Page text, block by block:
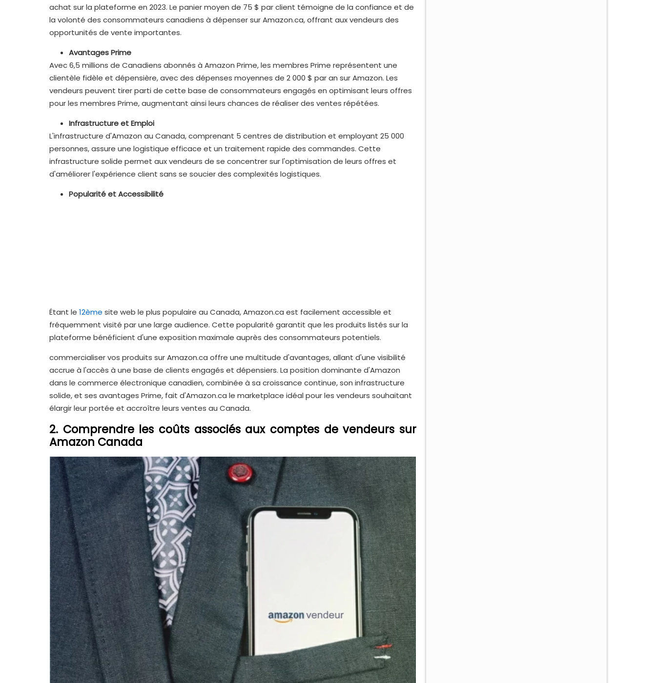
achat sur la plateforme en 2023. Le panier moyen de 75 $ par client témoigne de la confiance et de
la volonté des consommateurs canadiens à dépenser sur Amazon.ca, offrant aux vendeurs des
opportunités de vente importantes.
Avantages Prime
Avec 6,5 millions de Canadiens abonnés à Amazon Prime, les membres Prime représentent une
clientèle fidèle et dépensière, avec des dépenses moyennes de 2 000 $ par an sur Amazon. Les
vendeurs peuvent tirer parti de cette base de consommateurs engagés en optimisant leurs offres
pour les membres Prime, augmentant ainsi leurs chances de réaliser des ventes répétées.
Infrastructure et Emploi
L'infrastructure d'Amazon au Canada, comprenant 5 centres de distribution et employant 25 000
personnes, assure une logistique efficace et un traitement rapide des commandes. Cette
infrastructure solide permet aux vendeurs de se concentrer sur l'optimisation de leurs offres et
d'améliorer l'expérience client sans se soucier des complexités logistiques.
Popularité et Accessibilité
Étant le 12ème site web le plus populaire au Canada, Amazon.ca est facilement accessible et
fréquemment visité par une large audience. Cette popularité garantit que les produits listés sur la
plateforme bénéficient d'une exposition maximale auprès des consommateurs potentiels.
commercialiser vos produits sur Amazon.ca offre une multitude d'avantages, allant d'une visibilité
accrue à l'accès à une base de clients engagés et dépensiers. La position dominante d'Amazon
dans le commerce électronique canadien, combinée à sa croissance continue, son infrastructure
solide, et ses avantages Prime, fait d'Amazon.ca le marketplace idéal pour les vendeurs souhaitant
élargir leur portée et accroître leurs ventes au Canada.
2. Comprendre les coûts associés aux comptes de vendeurs sur
Amazon Canada